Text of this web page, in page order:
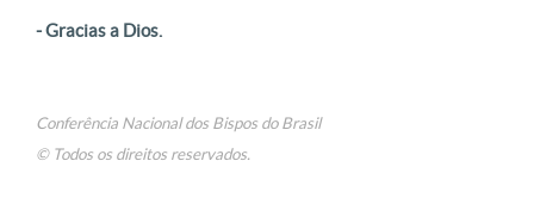
- Gracias a Dios.
Conferência Nacional dos Bispos do Brasil
© Todos os direitos reservados.